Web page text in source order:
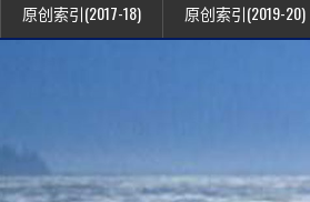
原创索引(2017-18) 原创索引(2019-20)